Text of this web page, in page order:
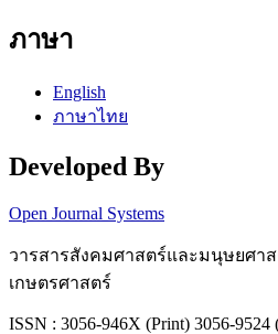
ภาษา
English
ภาษาไทย
Developed By
Open Journal Systems
วารสารสังคมศาสตร์และมนุษยศา
เกษตรศาสตร์
ISSN : 3056-946X (Print) 3056-9524